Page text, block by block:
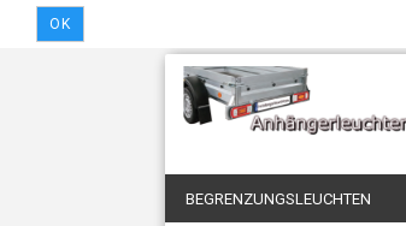
OK
BEGRENZUNGSLEUCHTEN